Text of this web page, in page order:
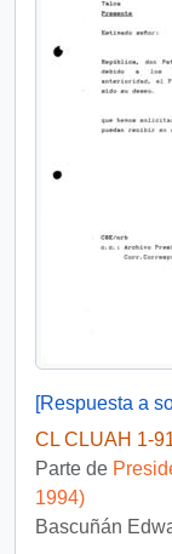
CL CLUAH 1-
Parte de
1994)
Bascuñán